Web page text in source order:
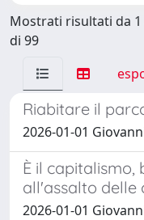
Mostrati risultati da 1
di 99
Riabitare il
2026-01-01
È il capitalismo,
all'assalto delle
2026-01-01